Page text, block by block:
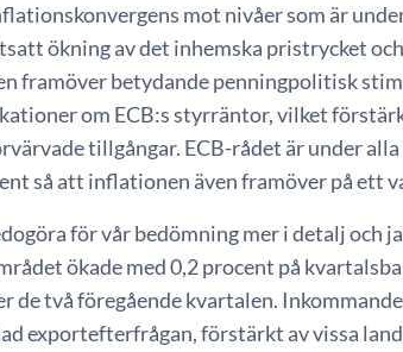
mot nivåer som är
ökning av det inhemska pristrycket
framöver betydande penningpolitisk
om ECB:s styrräntor, vilket
tillgångar. ECB-rådet är under
så att inflationen även framöver på ett
för vår bedömning mer i detalj och
ökade med 0,2 procent på
de två föregående kvartalen.
exportefterfrågan, förstärkt av vissa